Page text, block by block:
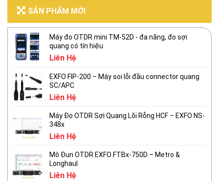
SẢN PHẨM MỚI
Máy đo OTDR mini TM-52D - đa năng, đo sợi
quang có tín hiệu
Liên Hệ
EXFO FIP-200 – Máy soi lỗi đầu connector quang
SC/APC
Liên Hệ
Máy Đo OTDR Sợi Quang Lõi Rỗng HCF – EXFO NS-
348x
Liên Hệ
Mô Đun OTDR EXFO FTBx-750D – Metro &
Longhaul
Liên Hệ